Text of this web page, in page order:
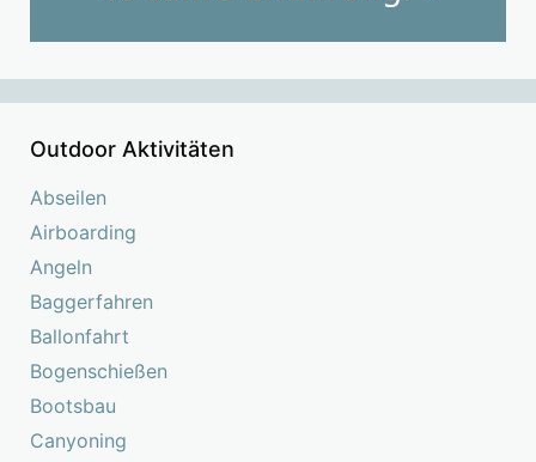
Outdoor Aktivitäten
Abseilen
Airboarding
Angeln
Baggerfahren
Ballonfahrt
Bogenschießen
Bootsbau
Canyoning